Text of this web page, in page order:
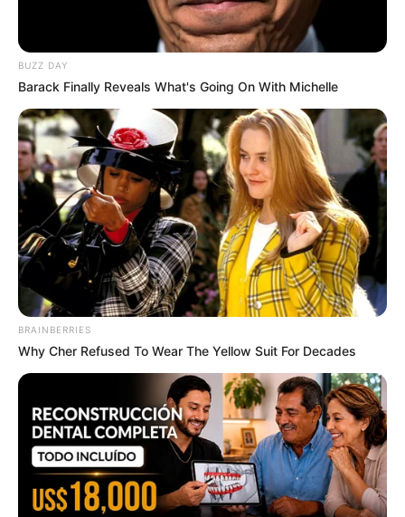
BUZZ DAY
Barack Finally Reveals What's Going On With Michelle
BRAINBERRIES
Why Cher Refused To Wear The Yellow Suit For Decades